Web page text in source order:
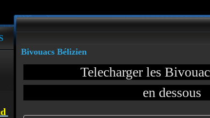
Bivouacs Bélizien
Telecharger les
en dessous